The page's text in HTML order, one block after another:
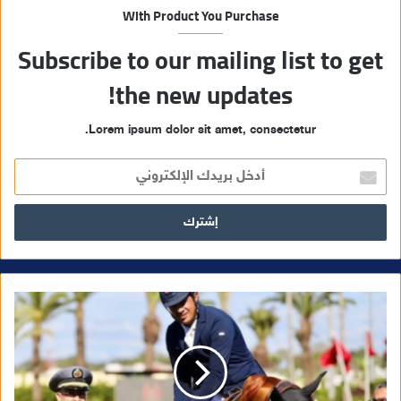
With Product You Purchase
Subscribe to our mailing list to get
the new updates!
Lorem ipsum dolor sit amet, consectetur.
خ
ل
ر
ا
ل
ك
ت
ر
و